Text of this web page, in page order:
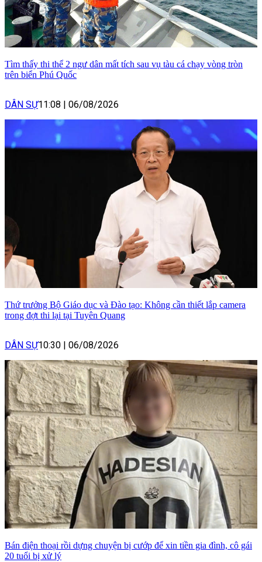
Tìm thấy thi thể 2 ngư dân mất tích sau vụ tàu cá chạy vòng tròn
trên biển Phú Quốc
DÂN SỰ11:08 06/08/2026
Thứ trưởng Bộ Giáo dục và Đào tạo: Không cần thiết lắp camera
trong đợt thi lại tại Tuyên Quang
DÂN SỰ10:30 06/08/2026
Bán điện thoại rồi dựng chuyện bị cướp để xin tiền gia đình, cô gái
20 tuổi bị xử lý